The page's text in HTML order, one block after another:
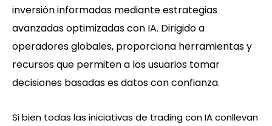
inversión informadas mediante estrategias
avanzadas optimizadas con IA. Dirigido a
operadores globales, proporciona herramientas y
recursos que permiten a los usuarios tomar
decisiones basadas es datos con confianza.
Si bien todas las iniciativas de trading con IA conllevan